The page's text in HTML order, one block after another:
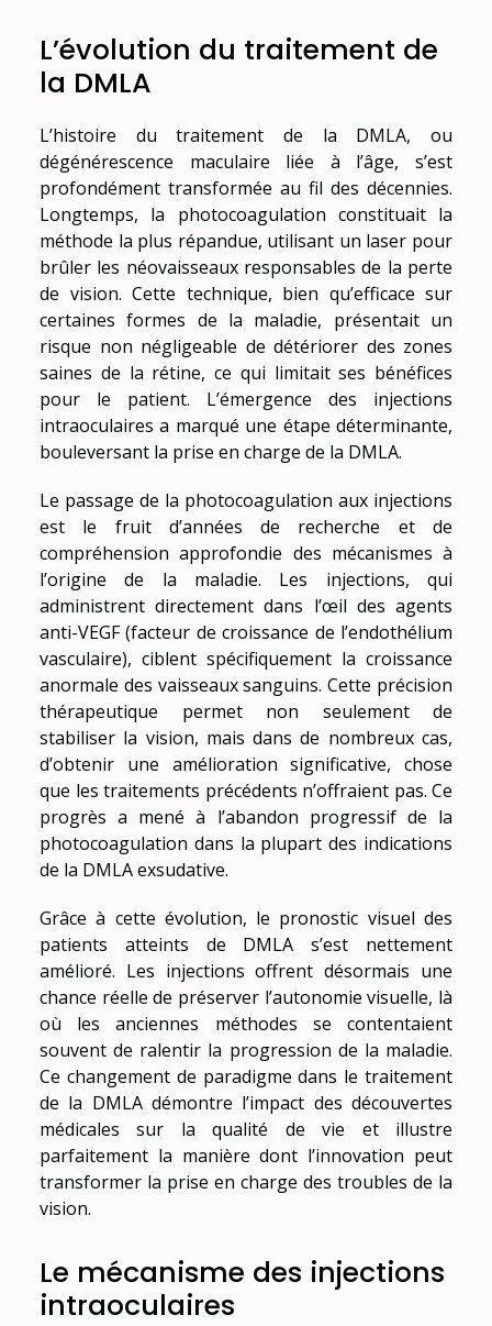
L’évolution du traitement de
la DMLA
L’histoire du traitement de la DMLA, ou
dégénérescence maculaire liée à l’âge, s’est
profondément transformée au fil des décennies.
Longtemps, la photocoagulation constituait la
méthode la plus répandue, utilisant un laser pour
brûler les néovaisseaux responsables de la perte
de vision. Cette technique, bien qu’efficace sur
certaines formes de la maladie, présentait un
risque non négligeable de détériorer des zones
saines de la rétine, ce qui limitait ses bénéfices
pour le patient. L’émergence des injections
intraoculaires a marqué une étape déterminante,
bouleversant la prise en charge de la DMLA.
Le passage de la photocoagulation aux injections
est le fruit d’années de recherche et de
compréhension approfondie des mécanismes à
l’origine de la maladie. Les injections, qui
administrent directement dans l’œil des agents
anti-VEGF (facteur de croissance de l’endothélium
vasculaire), ciblent spécifiquement la croissance
anormale des vaisseaux sanguins. Cette précision
thérapeutique permet non seulement de
stabiliser la vision, mais dans de nombreux cas,
d’obtenir une amélioration significative, chose
que les traitements précédents n’offraient pas. Ce
progrès a mené à l’abandon progressif de la
photocoagulation dans la plupart des indications
de la DMLA exsudative.
Grâce à cette évolution, le pronostic visuel des
patients atteints de DMLA s’est nettement
amélioré. Les injections offrent désormais une
chance réelle de préserver l’autonomie visuelle, là
où les anciennes méthodes se contentaient
souvent de ralentir la progression de la maladie.
Ce changement de paradigme dans le traitement
de la DMLA démontre l’impact des découvertes
médicales sur la qualité de vie et illustre
parfaitement la manière dont l’innovation peut
transformer la prise en charge des troubles de la
vision.
Le mécanisme des injections
intraoculaires